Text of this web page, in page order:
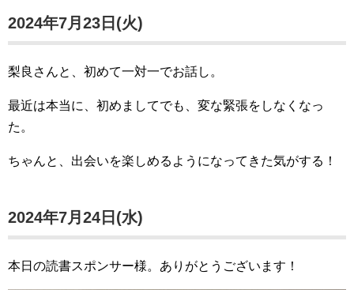
2024年7月23日(火)
梨良さんと、初めて一対一でお話し。
最近は本当に、初めましてでも、変な緊張をしなくなっ
た。
ちゃんと、出会いを楽しめるようになってきた気がする！
2024年7月24日(水)
本日の読書スポンサー様。ありがとうございます！